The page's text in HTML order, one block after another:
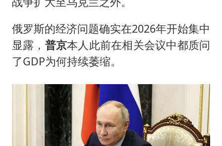
俄罗斯的经济问题确实在2026年开始集中
显露， 普京本人此前在相关会议中都质问
了GDP为何持续萎缩。